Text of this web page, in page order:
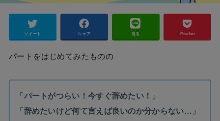
ツイート シェア 送る Pocket
パートをはじめてみたものの
「パートがつらい！今すぐ辞めたい！」
「辞めたいけど何て言えば良いのか分からない…」